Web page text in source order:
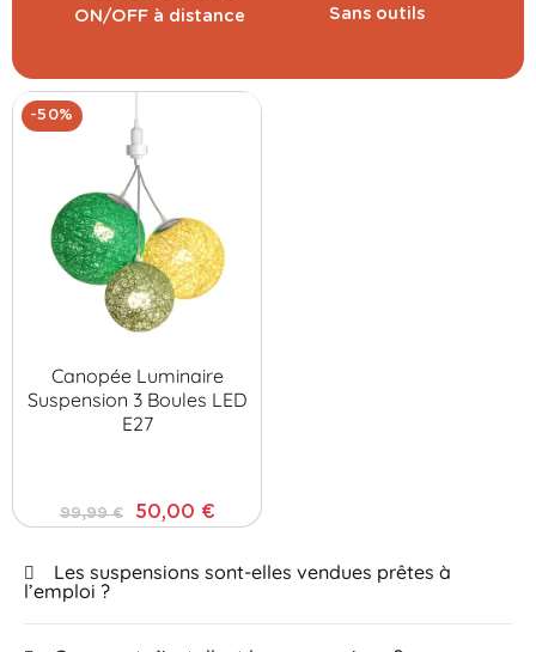
ON/OFF à distance Sans outils
-50%
Canopée Luminaire
Suspension 3 Boules LED
E27
99,99 € 50,00 €
Les suspensions sont-elles vendues prêtes à
l’emploi ?